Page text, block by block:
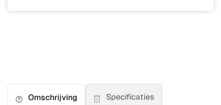
Omschrijving Specificaties